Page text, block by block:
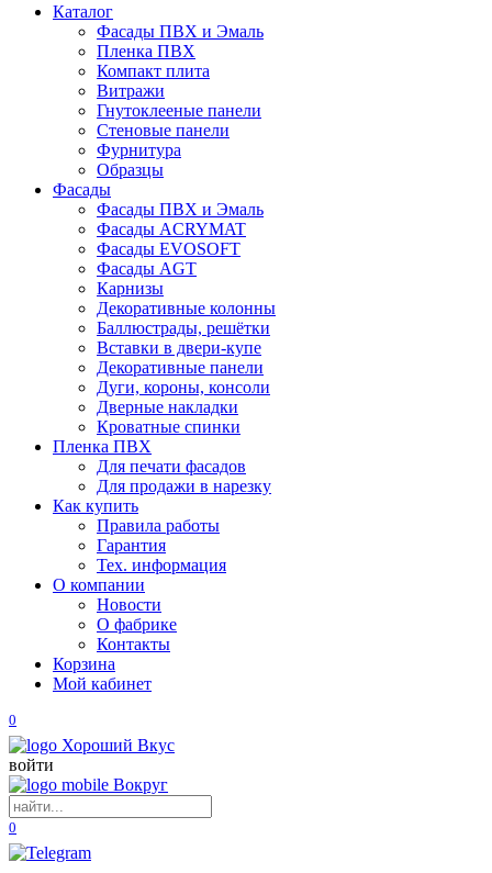
Каталог
Фасады ПВХ и Эмаль
Пленка ПВХ
Компакт плита
Витражи
Гнутоклееные панели
Стеновые панели
Фурнитура
Образцы
Фасады
Фасады ПВХ и Эмаль
Фасады ACRYMAT
Фасады EVOSOFT
Фасады AGT
Карнизы
Декоративные колонны
Баллюстрады, решётки
Вставки в двери-купе
Декоративные панели
Дуги, короны, консоли
Дверные накладки
Кроватные спинки
Пленка ПВХ
Для печати фасадов
Для продажи в нарезку
Как купить
Правила работы
Гарантия
Тех. информация
О компании
Новости
О фабрике
Контакты
Корзина
Мой кабинет
0
войти
0